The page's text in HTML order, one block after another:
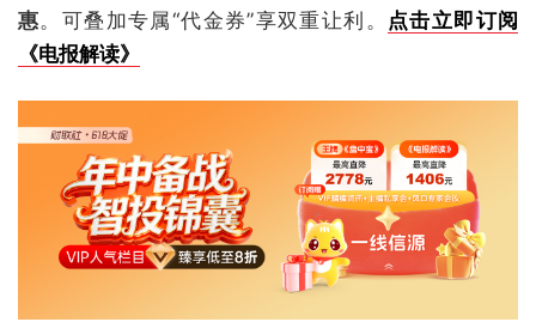
惠。可叠加专属“代金券”享双重让利。 点击立即订阅
《电报解读》